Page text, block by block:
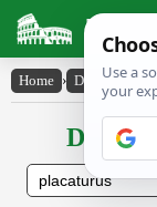
Latin
Home › Declensions